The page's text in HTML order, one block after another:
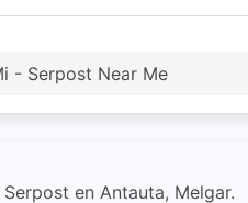
- Serpost Near Me
en Antauta, Melgar.